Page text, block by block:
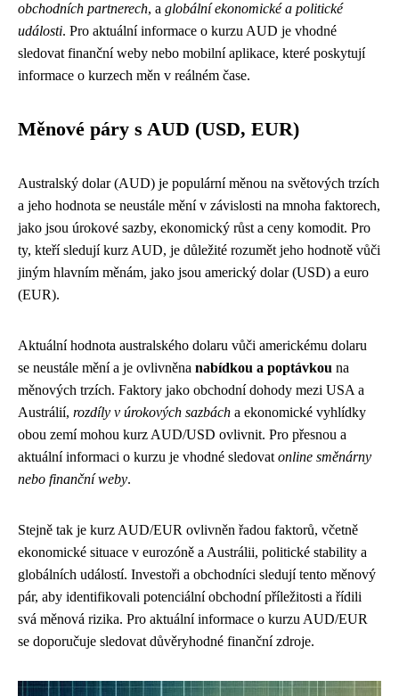
obchodních partnerech, a globální ekonomické a politické
události. Pro aktuální informace o kurzu AUD je vhodné
sledovat finanční weby nebo mobilní aplikace, které poskytují
informace o kurzech měn v reálném čase.
Měnové páry s AUD (USD, EUR)
Australský dolar (AUD) je populární měnou na světových trzích
a jeho hodnota se neustále mění v závislosti na mnoha faktorech,
jako jsou úrokové sazby, ekonomický růst a ceny komodit. Pro
ty, kteří sledují kurz AUD, je důležité rozumět jeho hodnotě vůči
jiným hlavním měnám, jako jsou americký dolar (USD) a euro
(EUR).
Aktuální hodnota australského dolaru vůči americkému dolaru
se neustále mění a je ovlivněna nabídkou a poptávkou na
měnových trzích. Faktory jako obchodní dohody mezi USA a
Austrálií, rozdíly v úrokových sazbách a ekonomické vyhlídky
obou zemí mohou kurz AUD/USD ovlivnit. Pro přesnou a
aktuální informaci o kurzu je vhodné sledovat online směnárny
nebo finanční weby.
Stejně tak je kurz AUD/EUR ovlivněn řadou faktorů, včetně
ekonomické situace v eurozóně a Austrálii, politické stability a
globálních událostí. Investoři a obchodníci sledují tento měnový
pár, aby identifikovali potenciální obchodní příležitosti a řídili
svá měnová rizika. Pro aktuální informace o kurzu AUD/EUR
se doporučuje sledovat důvěryhodné finanční zdroje.